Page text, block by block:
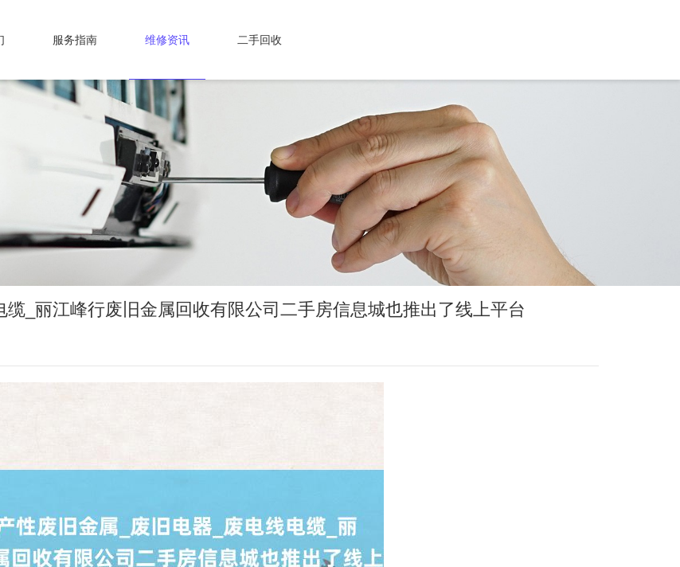
服务指南 维修资讯 二手回收
_丽江峰行废旧金属回收有限公司二手房信息城也推出了线上平台